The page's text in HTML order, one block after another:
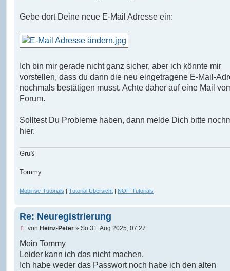
g
Gebe dort Deine neue E-Mail Adresse ein:
Ich bin mir gerade nicht ganz sicher, aber ich könnte mir
vorstellen, dass du dann die neu eingetragene E-Mail-
nochmals bestätigen musst. Achte daher auf eine Mail
Forum.
Solltest Du Probleme haben, dann melde Dich bitte
hier.
Gruß
Tommy
Mobirise-Tutorials | Tutorial Übersicht | NOF-Tutorials
Re: Neuregistrierung
U
g
l
e
von Heinz-Peter» So 31. Aug 2025, 07:27
Moin Tommy
Leider kann ich das nicht machen.
Ich habe weder das Passwort noch habe ich den alten